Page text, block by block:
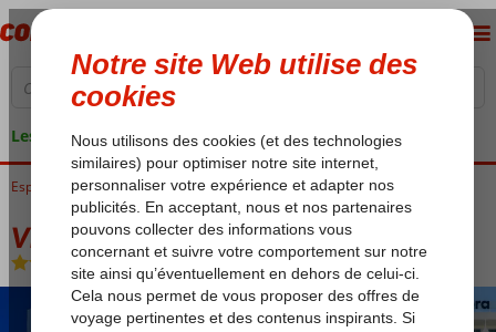
Les garanties de vacances
Espagne Îles Baléares Majorque Playa de Palma Vibra Palma Cactus
Vibra Palma Cactus
Chambre et petit déjeuner-Hôtel